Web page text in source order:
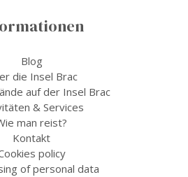
Blog
die Insel Brac
auf der Insel Brac
& Services
man reist?
Kontakt
policy
of personal data